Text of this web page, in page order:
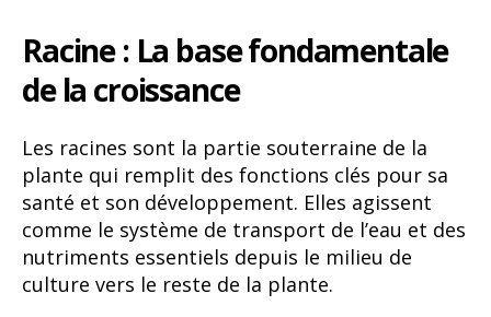
Racine : La base fondamentale
de la croissance
Les racines sont la partie souterraine de la
plante qui remplit des fonctions clés pour sa
santé et son développement. Elles agissent
comme le système de transport de l’eau et des
nutriments essentiels depuis le milieu de
culture vers le reste de la plante.